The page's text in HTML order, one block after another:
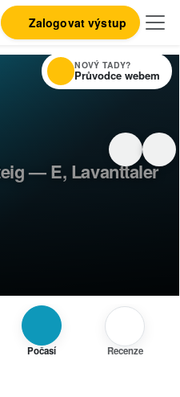
Zalogovat výstup
— E, Lavanttaler
Počasí Recenze
NOVÝ TADY?
Průvodce webem